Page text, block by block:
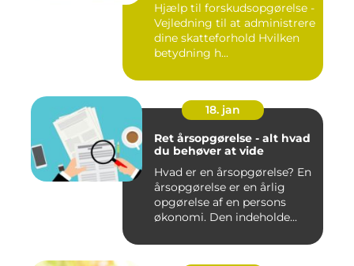
skatteforpligtelse
Hjælp til forskudsopgørelse -
Vejledning til at administrere
dine skatteforhold Hvilken
betydning h...
18. jan
Ret årsopgørelse - alt hvad
du behøver at vide
Hvad er en årsopgørelse? En
årsopgørelse er en årlig
opgørelse af en persons
økonomi. Den indeholde...